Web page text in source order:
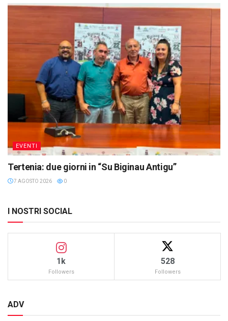
EVENTI
Tertenia: due giorni in “Su Biginau Antigu”
7 AGOSTO 2026 0
I NOSTRI SOCIAL
1k
Followers
528
Followers
ADV